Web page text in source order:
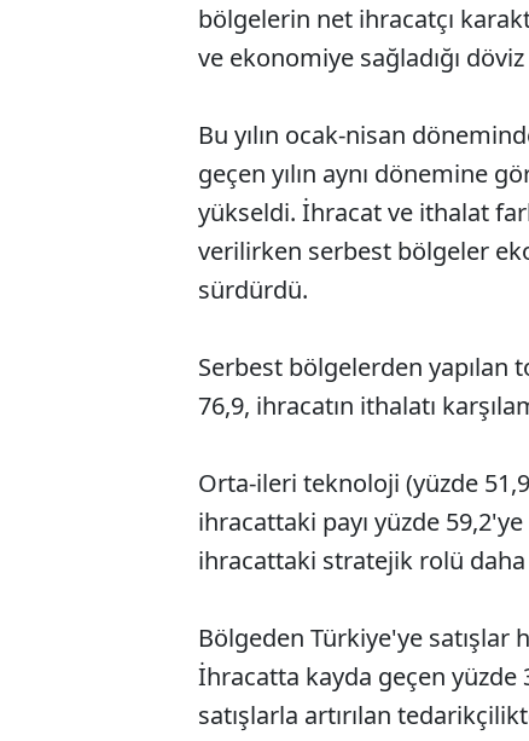
bölgelerin net ihracatçı
ve ekonomiye sağladığı
Bu yılın ocak-nisan
geçen yılın aynı dönemine
yükseldi. İhracat ve ithalat
verilirken serbest bölgeler
sürdürdü.
Serbest bölgelerden yapılan
76,9, ihracatın ithalatı
Orta-ileri teknoloji (yüzde
ihracattaki payı yüzde
ihracattaki stratejik rolü
Bölgeden Türkiye'ye
İhracatta kayda geçen yüzde
satışlarla artırılan